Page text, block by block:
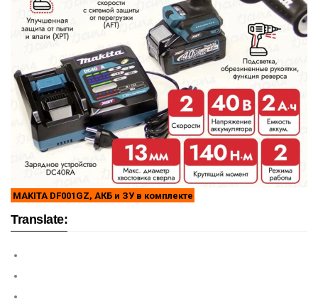
MAKITA DF001GZ, АКБ и ЗУ в комплекте
Translate: